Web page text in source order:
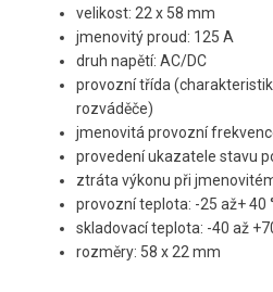
velikost: 22 x 58 mm
jmenovitý proud: 125 A
druh napětí: AC/DC
provozní třída
rozváděče)
jmenovitá provozní
provedení ukazatele stavu
ztráta výkonu při
provozní teplota: -25 až+ 40
skladovací teplota: -40 až
rozměry: 58 x 22 mm